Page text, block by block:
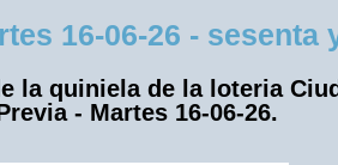
16-06-26 - sesenta
la quiniela de la loteria
- Martes 16-06-26.